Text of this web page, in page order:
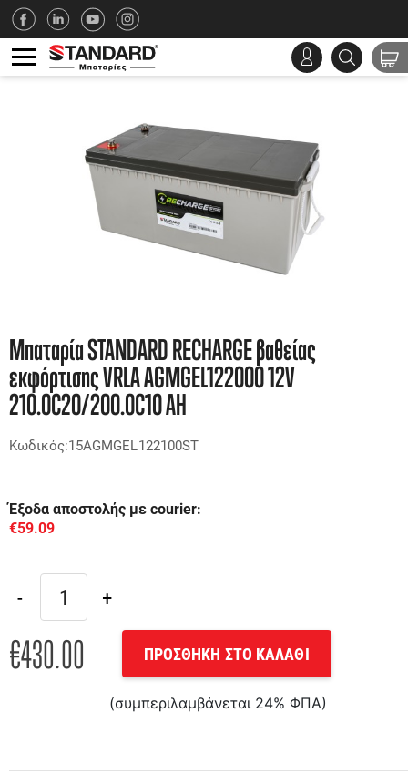
Μπαταρία STANDARD RECHARGE βαθείας
εκφόρτισης VRLA AGMGEL122000 12V
210.0C20/200.0C10 AH
Κωδικός:15AGMGEL122100ST
Έξοδα αποστολής με courier:
€59.09
€430.00 ΠΡΟΣΘΗΚΗ ΣΤΟ ΚΑΛΑΘΙ
(συμπεριλαμβάνεται 24% ΦΠΑ)